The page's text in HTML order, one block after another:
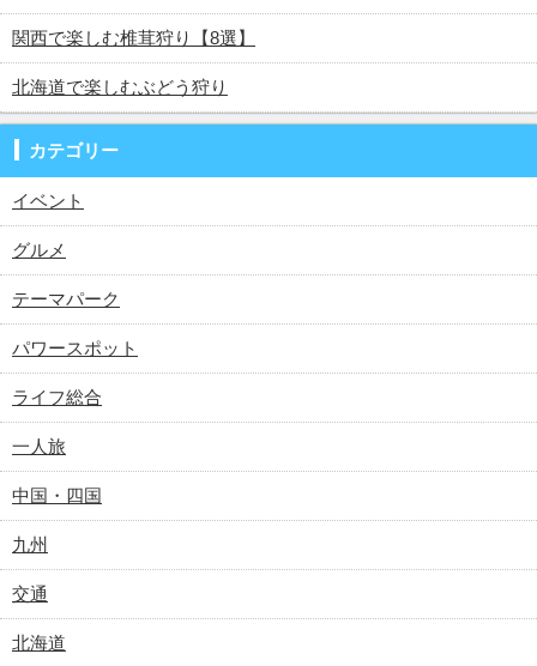
関西で楽しむ椎茸狩り【8選】
北海道で楽しむぶどう狩り
カテゴリー
イベント
グルメ
テーマパーク
パワースポット
ライフ総合
一人旅
中国・四国
九州
交通
北海道